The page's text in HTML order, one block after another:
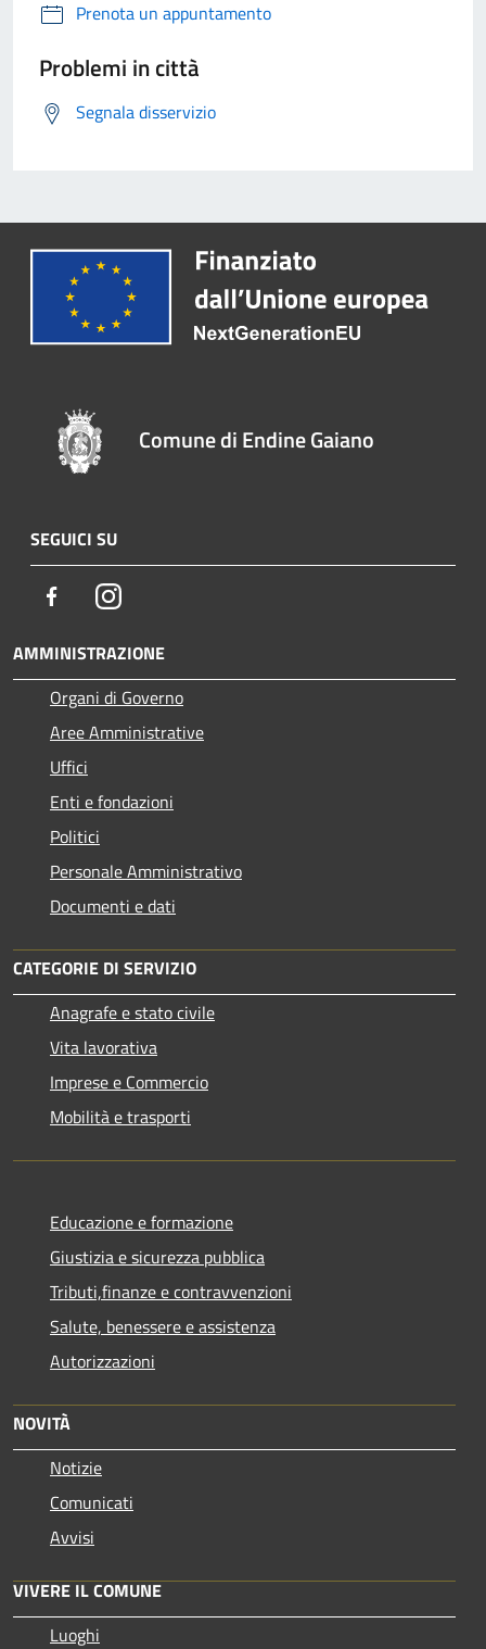
Prenota un appuntamento
Problemi in città
Segnala disservizio
Comune di Endine Gaiano
SEGUICI SU
FacebookInstagram
AMMINISTRAZIONE
Organi di Governo
Aree Amministrative
Uffici
Enti e fondazioni
Politici
Personale Amministrativo
Documenti e dati
CATEGORIE DI SERVIZIO
Anagrafe e stato civile
Vita lavorativa
Imprese e Commercio
Mobilità e trasporti
Educazione e formazione
Giustizia e sicurezza pubblica
Tributi,finanze e contravvenzioni
Salute, benessere e assistenza
Autorizzazioni
NOVITÀ
Notizie
Comunicati
Avvisi
VIVERE IL COMUNE
Luoghi